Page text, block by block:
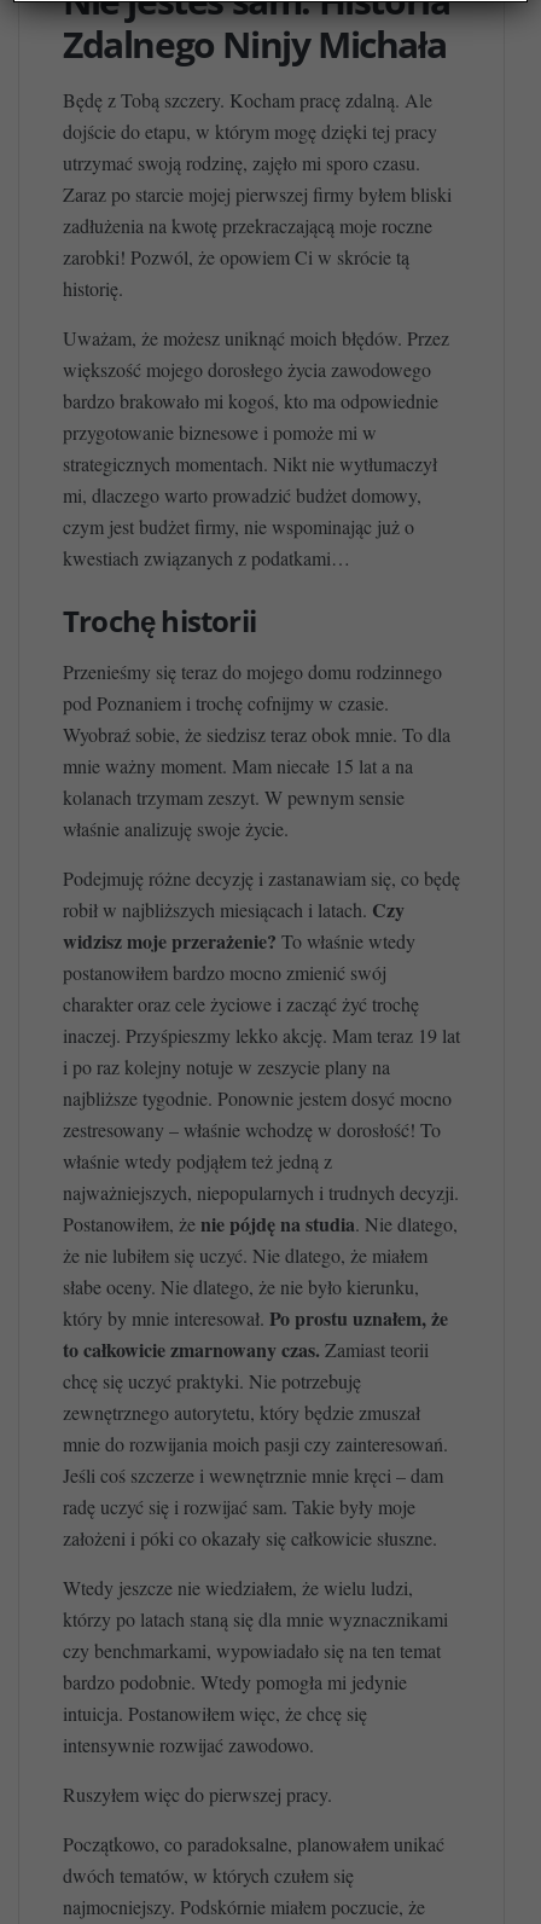
Zdalnego Ninjy Michała
Będę z Tobą szczery. Kocham pracę zdalną. Ale
dojście do etapu, w którym mogę dzięki tej pracy
utrzymać swoją rodzinę, zajęło mi sporo czasu.
Zaraz po starcie mojej pierwszej firmy byłem bliski
zadłużenia na kwotę przekraczającą moje roczne
zarobki! Pozwól, że opowiem Ci w skrócie tą
historię.
Uważam, że możesz uniknąć moich błędów. Przez
większość mojego dorosłego życia zawodowego
bardzo brakowało mi kogoś, kto ma odpowiednie
przygotowanie biznesowe i pomoże mi w
strategicznych momentach. Nikt nie wytłumaczył
mi, dlaczego warto prowadzić budżet domowy,
czym jest budżet firmy, nie wspominając już o
kwestiach związanych z podatkami…
Trochę historii
Przenieśmy się teraz do mojego domu rodzinnego
pod Poznaniem i trochę cofnijmy w czasie.
Wyobraź sobie, że siedzisz teraz obok mnie. To dla
mnie ważny moment. Mam niecałe 15 lat a na
kolanach trzymam zeszyt. W pewnym sensie
właśnie analizuję swoje życie.
Podejmuję różne decyzję i zastanawiam się, co będę
robił w najbliższych miesiącach i latach. Czy
widzisz moje przerażenie? To właśnie wtedy
postanowiłem bardzo mocno zmienić swój
charakter oraz cele życiowe i zacząć żyć trochę
inaczej. Przyśpieszmy lekko akcję. Mam teraz 19 lat
i po raz kolejny notuje w zeszycie plany na
najbliższe tygodnie. Ponownie jestem dosyć mocno
zestresowany – właśnie wchodzę w dorosłość! To
właśnie wtedy podjąłem też jedną z
najważniejszych, niepopularnych i trudnych decyzji.
Postanowiłem, żenie pójdę na studia. Nie dlatego,
że nie lubiłem się uczyć. Nie dlatego, że miałem
słabe oceny. Nie dlatego, że nie było kierunku,
który by mnie interesował. Po prostu uznałem, że
to całkowicie zmarnowany czas. Zamiast teorii
chcę się uczyć praktyki. Nie potrzebuję
zewnętrznego autorytetu, który będzie zmuszał
mnie do rozwijania moich pasji czy zainteresowań.
Jeśli coś szczerze i wewnętrznie mnie kręci – dam
radę uczyć się i rozwijać sam. Takie były moje
założeni i póki co okazały się całkowicie słuszne.
Wtedy jeszcze nie wiedziałem, że wielu ludzi,
którzy po latach staną się dla mnie wyznacznikami
czy benchmarkami, wypowiadało się na ten temat
bardzo podobnie. Wtedy pomogła mi jedynie
intuicja. Postanowiłem więc, że chcę się
intensywnie rozwijać zawodowo.
Ruszyłem więc do pierwszej pracy.
Początkowo, co paradoksalne, planowałem unikać
dwóch tematów, w których czułem się
najmocniejszy. Podskórnie miałem poczucie, że